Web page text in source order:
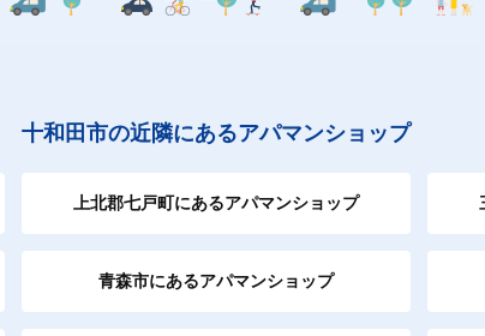
十和田市の近隣にあるアパマンショップ
上北郡七戸町にあるアパマンショップ
青森市にあるアパマンショップ